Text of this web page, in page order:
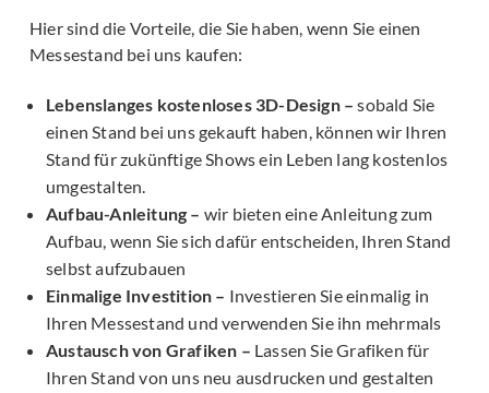
Hier sind die Vorteile, die Sie haben, wenn Sie einen
Messestand bei uns kaufen:
Lebenslanges kostenloses 3D-Design – sobald Sie
einen Stand bei uns gekauft haben, können wir Ihren
Stand für zukünftige Shows ein Leben lang kostenlos
umgestalten.
Aufbau-Anleitung – wir bieten eine Anleitung zum
Aufbau, wenn Sie sich dafür entscheiden, Ihren Stand
selbst aufzubauen
Einmalige Investition – Investieren Sie einmalig in
Ihren Messestand und verwenden Sie ihn mehrmals
Austausch von Grafiken – Lassen Sie Grafiken für
Ihren Stand von uns neu ausdrucken und gestalten